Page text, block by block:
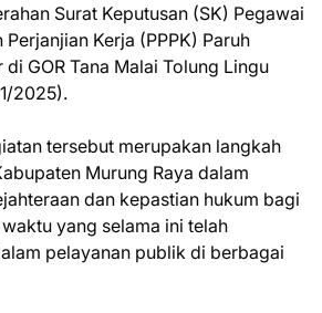
Surat Keputusan (SK) Pegawai
Kerja (PPPK) Paruh
GOR Tana Malai Tolung Lingu
2025).
tersebut merupakan langkah
Murung Raya dalam
dan kepastian hukum bagi
yang selama ini telah
pelayanan publik di berbagai